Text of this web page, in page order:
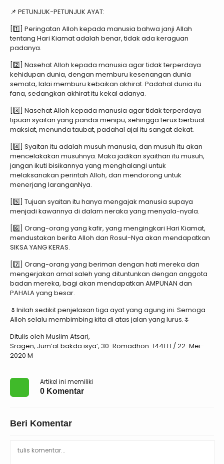
📌 PETUNJUK-PETUNJUK AYAT:
[1️⃣] Peringatan Alloh kepada manusia bahwa janji Allah
tentang Hari Kiamat adalah benar, tidak ada keraguan
padanya.
[2️⃣] Nasehat Alloh kepada manusia agar tidak terperdaya
kehidupan dunia, dengan memburu kesenangan dunia
semata, lalai memburu kebaikan akhirat. Padahal dunia itu
fana, sedangkan akhirat itu kekal adanya.
[3️⃣] Nasehat Alloh kepada manusia agar tidak terperdaya
tipuan syaitan yang pandai menipu, sehingga terus berbuat
maksiat, menunda taubat, padahal ajal itu sangat dekat.
[4️⃣] Syaitan itu adalah musuh manusia, dan musuh itu akan
mencelakakan musuhnya. Maka jadikan syaithan itu musuh,
jangan ikuti bisikannya yang menghalangi untuk
melaksanakan perintah Alloh, dan mendorong untuk
menerjang laranganNya.
[5️⃣] Tujuan syaitan itu hanya mengajak manusia supaya
menjadi kawannya di dalam neraka yang menyala-nyala.
[6️⃣] Orang-orang yang kafir, yang mengingkari Hari Kiamat,
mendustakan berita Alloh dan Rosul-Nya akan mendapatkan
SIKSA YANG KERAS.
[7️⃣] Orang-orang yang beriman dengan hati mereka dan
mengerjakan amal saleh yang dituntunkan dengan anggota
badan mereka, bagi akan mendapatkan AMPUNAN dan
PAHALA yang besar.
🌷Inilah sedikit penjelasan tiga ayat yang agung ini. Semoga
Alloh selalu membimbing kita di atas jalan yang lurus.🌷
Ditulis oleh Muslim Atsari,
Sragen, Jum’at bakda isya’, 30-Romadhon-1441 H / 22-Mei-
2020 M
Artikel ini memiliki
0 Komentar
Beri Komentar